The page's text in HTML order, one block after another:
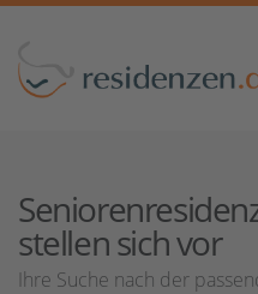
stellen sich vor
Ihre Suche nach der